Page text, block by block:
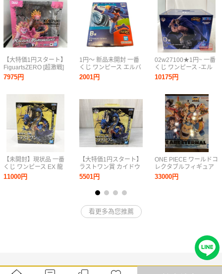
【大特価1円スタート】
FiguartsZERO [超激戦]
光月モモの助 -双龍図-
ワンピース
7975円
【未開封】現状品 一番
くじ ワンピース EX 龍
と袂を連ねし猛者達 ラ
ストワン賞 カイドウ 魂
11000円
1円〜 新品未開封 一番
くじ ワンピース エルバ
フ編 GIANT BASH!!
Vol.2 B賞 サンジ
2001円
【大特価1円スタート】
ラストワン賞 カイドウ
-魂豪示像- メタリック
カラーver. 一番くじ ワ
ンピース EX 龍と袂を
連ねし猛者達 ワンピー
5501円
02w27100★1円~ 一番
くじ ワンピース -エル
バフ編- GIANT BASH!!
Vol.1 D賞 ドリー ※未
【牛久店】
10175円
ONE PIECE ワールドコ
レクタブルフィギュア
PREMIUM -WE ARE
ETERNAL-他一番くじB
33000円
看更多為您推薦